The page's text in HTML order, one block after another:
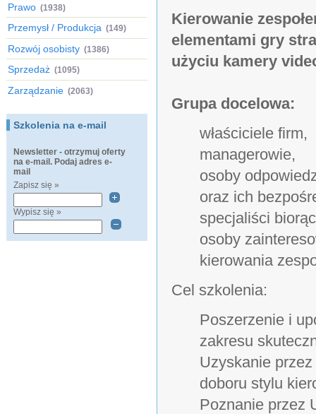
Prawo (1938)
Przemysł / Produkcja (149)
Rozwój osobisty (1386)
Sprzedaż (1095)
Zarządzanie (2063)
Szkolenia na e-mail
Newsletter - otrzymuj oferty
na e-mail. Podaj adres e-
mail
Zapisz się »
Wypisz się »
Kierowanie
elementami gry
użyciu kamery
Grupa docelowa:
właściciele firm,
managerowie,
osoby
oraz ich
specjaliści
osoby
kierowania
Cel szkolenia:
Poszerzenie i
zakresu
Uzyskanie
doboru stylu
Poznanie przez